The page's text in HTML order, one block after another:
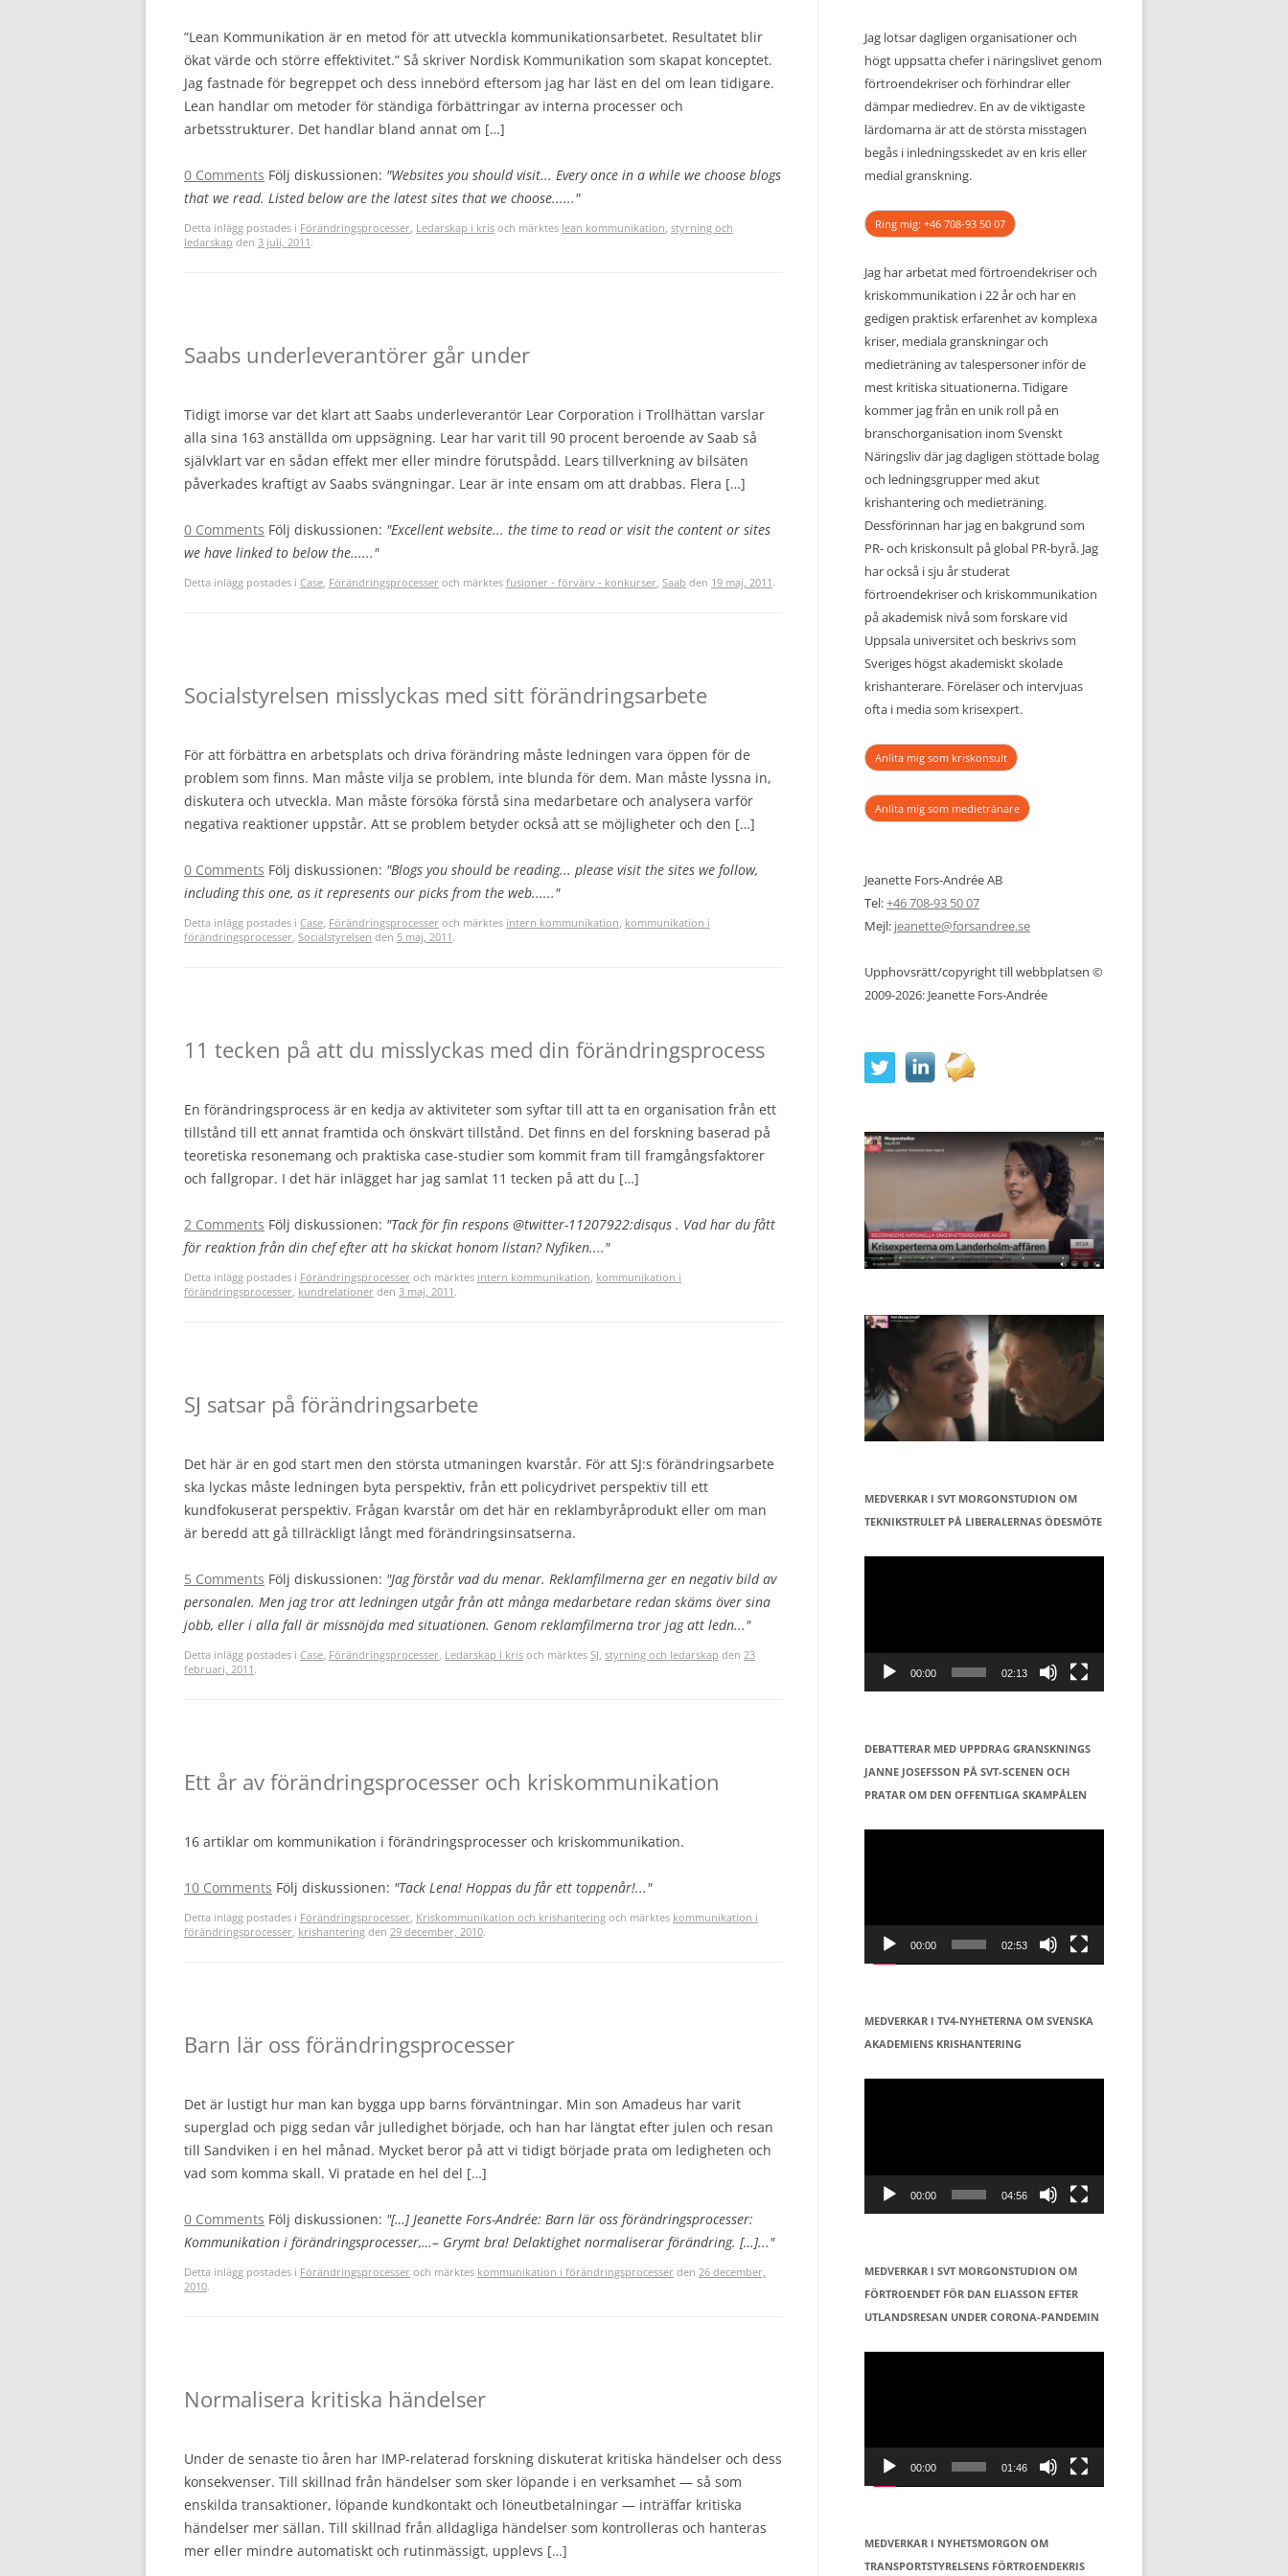
”Lean Kommunikation är en metod för att utveckla kommunikationsarbetet. Resultatet blir
ökat värde och större effektivitet.” Så skriver Nordisk Kommunikation som skapat konceptet.
Jag fastnade för begreppet och dess innebörd eftersom jag har läst en del om lean tidigare.
Lean handlar om metoder för ständiga förbättringar av interna processer och
arbetsstrukturer. Det handlar bland annat om […]
0 Comments Följ diskussionen: "Websites you should visit... Every once in a while we choose blogs
that we read. Listed below are the latest sites that we choose......"
Detta inlägg postades i Förändringsprocesser, Ledarskap i kris och märktes lean kommunikation, styrning och
ledarskap den 3 juli, 2011 .
Saabs underleverantörer går under
Tidigt imorse var det klart att Saabs underleverantör Lear Corporation i Trollhättan varslar
alla sina 163 anställda om uppsägning. Lear har varit till 90 procent beroende av Saab så
självklart var en sådan effekt mer eller mindre förutspådd. Lears tillverkning av bilsäten
påverkades kraftigt av Saabs svängningar. Lear är inte ensam om att drabbas. Flera […]
0 Comments Följ diskussionen: "Excellent website... the time to read or visit the content or sites
we have linked to below the......"
Detta inlägg postades i Case, Förändringsprocesser och märktes fusioner - förvärv - konkurser, Saab den 19 maj, 2011 .
Socialstyrelsen misslyckas med sitt förändringsarbete
För att förbättra en arbetsplats och driva förändring måste ledningen vara öppen för de
problem som finns. Man måste vilja se problem, inte blunda för dem. Man måste lyssna in,
diskutera och utveckla. Man måste försöka förstå sina medarbetare och analysera varför
negativa reaktioner uppstår. Att se problem betyder också att se möjligheter och den […]
0 Comments Följ diskussionen: "Blogs you should be reading... please visit the sites we follow,
including this one, as it represents our picks from the web......"
Detta inlägg postades i Case, Förändringsprocesser och märktes intern kommunikation, kommunikation i
förändringsprocesser, Socialstyrelsen den 5 maj, 2011 .
11 tecken på att du misslyckas med din förändringsprocess
En förändringsprocess är en kedja av aktiviteter som syftar till att ta en organisation från ett
tillstånd till ett annat framtida och önskvärt tillstånd. Det finns en del forskning baserad på
teoretiska resonemang och praktiska case-studier som kommit fram till framgångsfaktorer
och fallgropar. I det här inlägget har jag samlat 11 tecken på att du […]
2 Comments Följ diskussionen: "Tack för fin respons @twitter-11207922:disqus . Vad har du fått
för reaktion från din chef efter att ha skickat honom listan? Nyfiken...."
Detta inlägg postades i Förändringsprocesser och märktes intern kommunikation, kommunikation i
förändringsprocesser, kundrelationer den 3 maj, 2011 .
SJ satsar på förändringsarbete
Det här är en god start men den största utmaningen kvarstår. För att SJ:s förändringsarbete
ska lyckas måste ledningen byta perspektiv, från ett policydrivet perspektiv till ett
kundfokuserat perspektiv. Frågan kvarstår om det här en reklambyråprodukt eller om man
är beredd att gå tillräckligt långt med förändringsinsatserna.
5 Comments Följ diskussionen: "Jag förstår vad du menar. Reklamfilmerna ger en negativ bild av
personalen. Men jag tror att ledningen utgår från att många medarbetare redan skäms över sina
jobb, eller i alla fall är missnöjda med situationen. Genom reklamfilmerna tror jag att ledn..."
Detta inlägg postades i Case, Förändringsprocesser, Ledarskap i kris och märktes SJ, styrning och ledarskap den 23
februari, 2011 .
Ett år av förändringsprocesser och kriskommunikation
16 artiklar om kommunikation i förändringsprocesser och kriskommunikation.
10 Comments Följ diskussionen: "Tack Lena! Hoppas du får ett toppenår!..."
Detta inlägg postades i Förändringsprocesser, Kriskommunikation och krishantering och märktes kommunikation i
förändringsprocesser, krishantering den 29 december, 2010.
Barn lär oss förändringsprocesser
Det är lustigt hur man kan bygga upp barns förväntningar. Min son Amadeus har varit
superglad och pigg sedan vår julledighet började, och han har längtat efter julen och resan
till Sandviken i en hel månad. Mycket beror på att vi tidigt började prata om ledigheten och
vad som komma skall. Vi pratade en hel del […]
0 Comments Följ diskussionen: "[…] Jeanette Fors-Andrée: Barn lär oss förändringsprocesser:
Kommunikation i förändringsprocesser,…– Grymt bra! Delaktighet normaliserar förändring. […]..."
Detta inlägg postades i Förändringsprocesser och märktes kommunikation i förändringsprocesser den 26 december,
2010.
Normalisera kritiska händelser
Under de senaste tio åren har IMP-relaterad forskning diskuterat kritiska händelser och dess
konsekvenser. Till skillnad från händelser som sker löpande i en verksamhet — så som
enskilda transaktioner, löpande kundkontakt och löneutbetalningar — inträffar kritiska
händelser mer sällan. Till skillnad från alldagliga händelser som kontrolleras och hanteras
mer eller mindre automatiskt och rutinmässigt, upplevs […]
Jag lotsar dagligen organisationer och
högt uppsatta chefer i näringslivet genom
förtroendekriser och förhindrar eller
dämpar mediedrev. En av de viktigaste
lärdomarna är att de största misstagen
begås i inledningsskedet av en kris eller
medial granskning.
Ring mig: +46 708-93 50 07
Jag har arbetat med förtroendekriser och
kriskommunikation i 22 år och har en
gedigen praktisk erfarenhet av komplexa
kriser, mediala granskningar och
medieträning av talespersoner inför de
mest kritiska situationerna. Tidigare
kommer jag från en unik roll på en
branschorganisation inom Svenskt
Näringsliv där jag dagligen stöttade bolag
och ledningsgrupper med akut
krishantering och medieträning.
Dessförinnan har jag en bakgrund som
PR- och kriskonsult på global PR-byrå. Jag
har också i sju år studerat
förtroendekriser och kriskommunikation
på akademisk nivå som forskare vid
Uppsala universitet och beskrivs som
Sveriges högst akademiskt skolade
krishanterare. Föreläser och intervjuas
ofta i media som krisexpert.
Anlita mig som kriskonsult
Anlita mig som medietränare
Jeanette Fors-Andrée AB
Tel:+46 708-93 50 07
Mejl: jeanette@forsandree.se
Upphovsrätt/copyright till webbplatsen ©
2009-2026: Jeanette Fors-Andrée
MEDVERKAR I SVT MORGONSTUDION OM
TEKNIKSTRULET PÅ LIBERALERNAS ÖDESMÖTE
Videospelare
00:00 02:13
DEBATTERAR MED UPPDRAG GRANSKNINGS
JANNE JOSEFSSON PÅ SVT-SCENEN OCH
PRATAR OM DEN OFFENTLIGA SKAMPÅLEN
Videospelare
00:00 02:53
MEDVERKAR I TV4-NYHETERNA OM SVENSKA
AKADEMIENS KRISHANTERING
Videospelare
00:00 04:56
MEDVERKAR I SVT MORGONSTUDION OM
FÖRTROENDET FÖR DAN ELIASSON EFTER
UTLANDSRESAN UNDER CORONA-PANDEMIN
Videospelare
00:00 01:46
MEDVERKAR I NYHETSMORGON OM
TRANSPORTSTYRELSENS FÖRTROENDEKRIS